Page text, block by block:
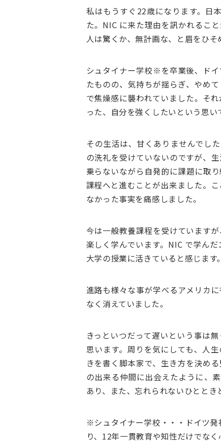
私はもうすぐ22歳になります。日
た。NIC に来た理由を訊かれるこ
人は驚くか、無計画な、と眉をひ
シュタイナー学校※を卒業後、ド
たものの、気持ちが揺らぎ、やめ
で焦燥感に襲われていました。そ
った、自分を強くしたいという思
その生活は、甘くありませんでし
の洗礼を受けていないのですが、
乗らないながら自発的に課題に取
課程へと進むことが出来ました。
なかった事実を痛感しました。
今は一般教養課程を受けています
楽しく学んでいます。NIC で学ん
大学の授業に活きていると感じます
進路も様々な事が学べるアメリカ
なく消えていました。
きっといつだって遅いという事は
思います。周りを気にしても、人
きを書く脚本家で、生き方を決め
の出来る仲間に出会えたように、
あり、また、忘れられないひととき
※シュタイナー学校・・・ドイツ
り、12年一貫教育や知性だけでな